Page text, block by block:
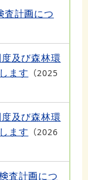
計画につ
及び森林環
ます
2025
及び森林環
ます
2026
査計画につ